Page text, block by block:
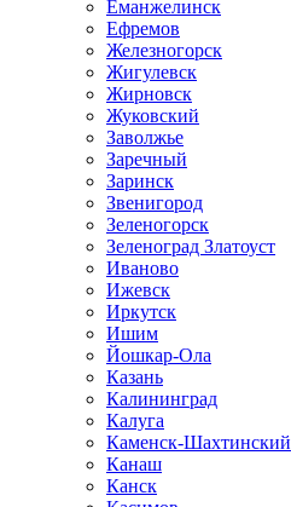
Еманжелинск
Ефремов
Железногорск
Жигулевск
Жирновск
Жуковский
Заволжье
Заречный
Заринск
Звенигород
Зеленогорск
Зеленоград Златоуст
Иваново
Ижевск
Иркутск
Ишим
Йошкар-Ола
Казань
Калининград
Калуга
Каменск-Шахтинский
Канаш
Канск